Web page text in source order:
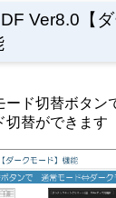
Ver8.0【
ード切替ボタ
替ができます